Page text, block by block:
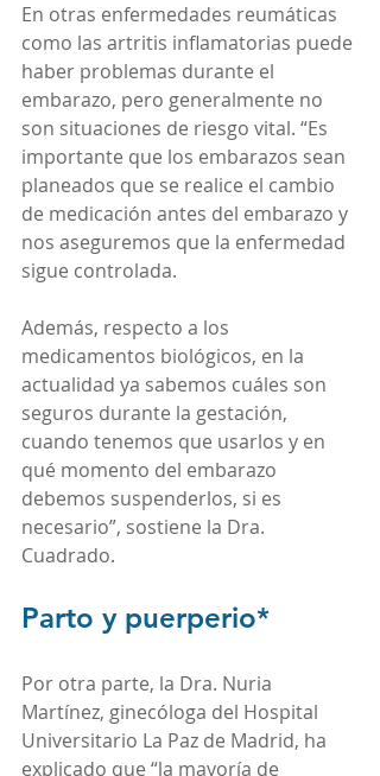
En otras enfermedades reumáticas
como las artritis inflamatorias puede
haber problemas durante el
embarazo, pero generalmente no
son situaciones de riesgo vital. “Es
importante que los embarazos sean
planeados que se realice el cambio
de medicación antes del embarazo y
nos aseguremos que la enfermedad
sigue controlada.
Además, respecto a los
medicamentos biológicos, en la
actualidad ya sabemos cuáles son
seguros durante la gestación,
cuando tenemos que usarlos y en
qué momento del embarazo
debemos suspenderlos, si es
necesario”, sostiene la Dra.
Cuadrado.
Parto y puerperio*
Por otra parte, la Dra. Nuria
Martínez, ginecóloga del Hospital
Universitario La Paz de Madrid, ha
explicado que “la mayoría de